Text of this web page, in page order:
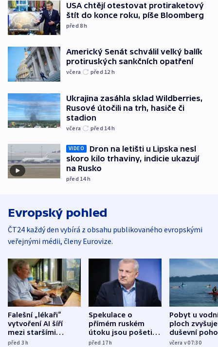
USA chtějí otestovat protiraketový
štít do konce roku, píše Bloomberg
před 8h
Americký Senát schválil velký balík
protiruských sankčních opatření
včera před 12 h
Ukrajina zasáhla sklad Wildberries,
Rusové útočili na trh, hasiče či
stadion
včera před 14h
VIDEO
Dron na letišti u Lipska nesl
skoro kilo trhaviny, indicie ukazují
na Rusko
před 14h
Evropský pohled
ČT24 každý den vybírá z obsahu publikovaného evropskými
veřejnými médii, členy Eurovize.
Falešní „lékaři“
vytvoření AI šíří
mezi staršími
Poláky nebezpečné
před 3h
Spekulace o
přímém ruském
útoku jsou pošetilé,
míní estonský
před 17h
Pobyt u
ploch zvyšuje
duševní
ukázala
včera v 07:30